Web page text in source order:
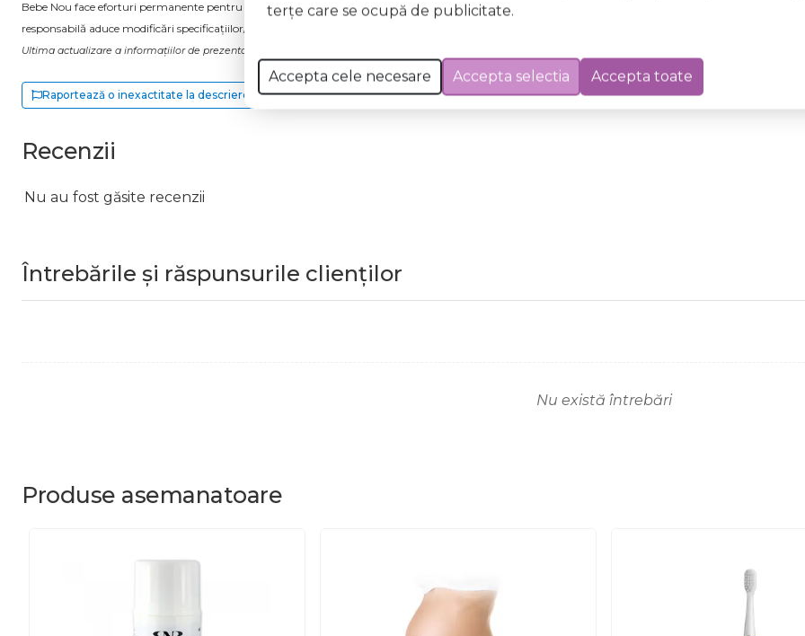
Bebe Nou face eforturi permanente pentru a păstra informațiile actualizate. Excepții pentru care informațiile prezentate pot fi diferite față de cele ale
responsabilă aduce modificări specificațiilor/etichetei acestuia, fără a ne informa în prealabil. În cazul apariției unor diferențe, prevalează informația de
Ultima actualizare a informațiilor de prezentare pentru Apa de parfum intensa Cherry Seduction, LPDO, Unisex, 100ml a fost efectuată la data de 07.08.2026
Raportează o inexactitate la descriere
Recenzii
Nu au fost găsite recenzii
Întrebările și răspunsurile clienților
Nu există întrebări
Produse asemanatoare
terţe care se ocupă de publicitate.
Accepta cele necesare Accepta selectia Accepta toate